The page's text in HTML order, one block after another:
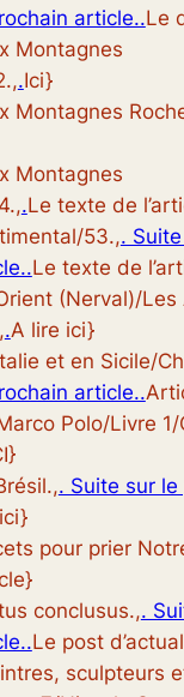
article..Le
Montagnes
.Ici}
Montagnes
Montagnes
.Le texte de
53.,.
Le texte de
(Nerval)/Les
.A lire ici}
et en Sicile/
article..
Polo/Livre
. Suite sur le
pour prier
conclusus.,.
Le post
sculpteurs